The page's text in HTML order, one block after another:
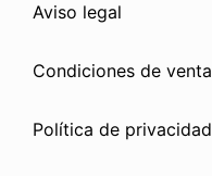
Aviso legal
Condiciones de venta
Política de privacidad